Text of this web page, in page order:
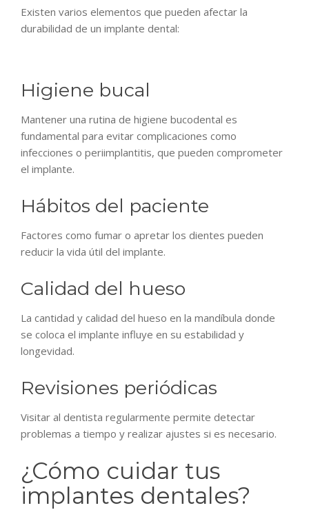
Existen varios elementos que pueden afectar la
durabilidad de un implante dental:
Higiene bucal
Mantener una rutina de higiene bucodental es
fundamental para evitar complicaciones como
infecciones o periimplantitis, que pueden comprometer
el implante.
Hábitos del paciente
Factores como fumar o apretar los dientes pueden
reducir la vida útil del implante.
Calidad del hueso
La cantidad y calidad del hueso en la mandíbula donde
se coloca el implante influye en su estabilidad y
longevidad.
Revisiones periódicas
Visitar al dentista regularmente permite detectar
problemas a tiempo y realizar ajustes si es necesario.
¿Cómo cuidar tus
implantes dentales?